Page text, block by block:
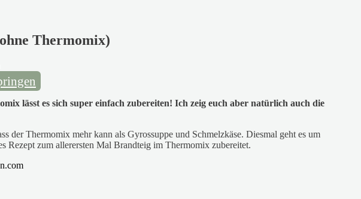
Thermomix)
lässt es sich super einfach zubereiten! Ich zeig euch aber natürlich auch die
Thermomix mehr kann als Gyrossuppe und Schmelzkäse. Diesmal geht es um
Rezept zum allerersten Mal Brandteig im Thermomix zubereitet.